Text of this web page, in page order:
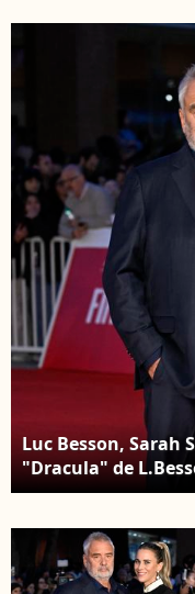
Angeles !
CA L'avant-
'Dracula' a eu lieu
TCL Chinese
Hollywood,
Photo : Backgrid
Bestimage
Luc Besson, Sarah
"Dracula" de
festival du film de